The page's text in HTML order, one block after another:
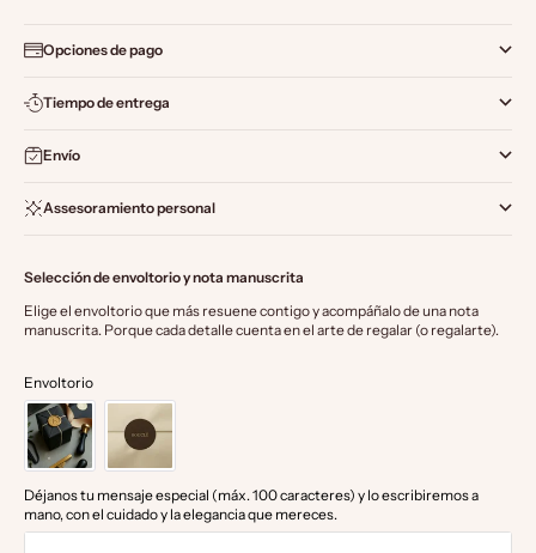
Opciones de pago
Tiempo de entrega
Envío
Assesoramiento personal
Selección de envoltorio y nota manuscrita
Elige el envoltorio que más resuene contigo y acompáñalo de una nota
manuscrita. Porque cada detalle cuenta en el arte de regalar (o regalarte).
Envoltorio
Déjanos tu mensaje especial (máx. 100 caracteres) y lo escribiremos a
mano, con el cuidado y la elegancia que mereces.